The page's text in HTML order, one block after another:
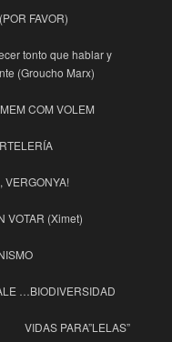
FAVOR)
tonto que hablar y
(Groucho Marx)
COM VOLEM
VERGONYA!
VOTAR (Ximet)
…BIODIVERSIDAD
VIDAS PARA”LELAS”